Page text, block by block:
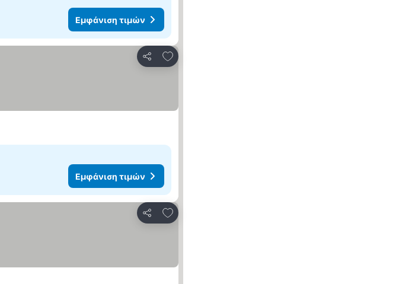
Εμφάνιση τιμών
Κοινοποίηση
Προσθήκη στα αγαπημένα
Εμφάνιση τιμών
Κοινοποίηση
Προσθήκη στα αγαπημένα